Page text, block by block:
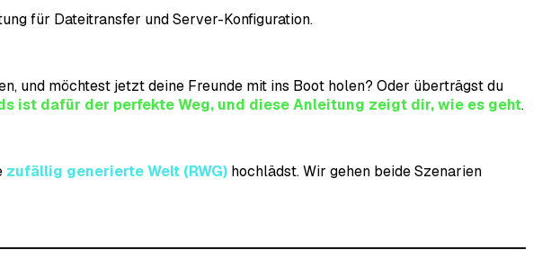
für Dateitransfer und Server-Konfiguration.
und möchtest jetzt deine Freunde mit ins Boot holen? Oder überträgst du
ist dafür der perfekte Weg, und diese Anleitung zeigt dir, wie es geht.
zufällig generierte Welt (RWG) hochlädst. Wir gehen beide Szenarien